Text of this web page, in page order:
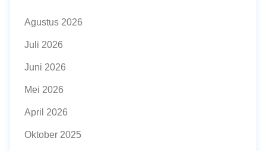
Agustus 2026
Juli 2026
Juni 2026
Mei 2026
April 2026
Oktober 2025